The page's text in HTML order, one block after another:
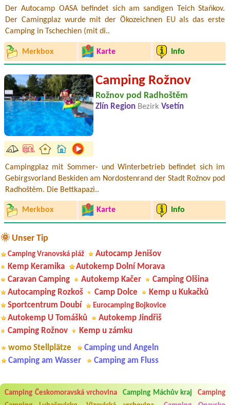
Der Autocamp OASA befindet sich am sandigen Teich Staňkov.
Der Camingplaz wurde mit der Ökozeichnen EU als das erste
Camping in Tschechien (mit di..
Merkbox Karte Info
Camping Rožnov
Rožnov pod Radhoštěm
Zlín Region Bezirk Vsetín
Campingplaz mit Sommer- und Winterbetrieb befindet sich im
Gebirgsvorland Beskiden am Nordostenrand der Stadt Rožnov pod
Radhoštěm. Die Bettkapazi..
Merkbox Karte Info
🌞 Unser Tip
Camping Vranovská pláž
Autocamp Jenišov
Kemp Keramika
Autokemp Dolní Morava
Caravan Camping
Autokemp Kačer
Camping Olšina
Autocamping Rozkoš
Camp Dolce
Kemp u Kukačků
Sportcentrum Doubí
Eurocamping Bojkovice
Autokemp U Tomášků
Autokemp Jindřiš
Camping Rožnov
Kemp u zámku
womo Stellplätze
Camping und Angeln
Camping am Wasser
Camping am Fluss
Camping Českomoravská vrchovina Camping Máchův kraj
Camping
Aneta Melicharová***
Byli jsme zde v týdnu od 25.7. do 1.8. 2026. Kemp jako takový je pěkný.